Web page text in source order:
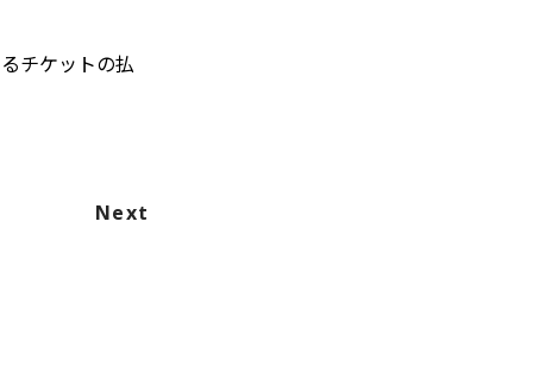
チケットの払
Next